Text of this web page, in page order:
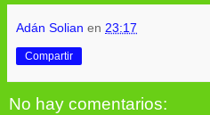
Adán Solian en 23:17
Compartir
No hay comentarios: